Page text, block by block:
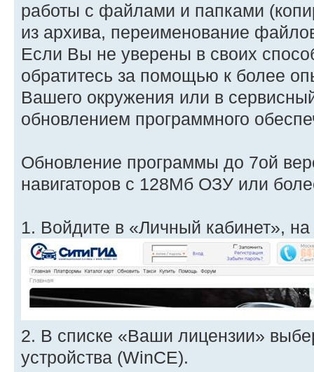
работы с файлами и папками
из архива, переименование
Если Вы не уверены в своих
обратитесь за помощью к более
Вашего окружения или в
обновлением программного
Обновление программы до 7ой
навигаторов с 128Мб ОЗУ или
1. Войдите в «Личный кабинет»,
2. В списке «Ваши лицензии»
устройства (WinCE).